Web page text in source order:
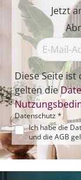
Jetzt
Diese Seite ist
gelten die
Datenschutz *
Ich habe die
und die AGB